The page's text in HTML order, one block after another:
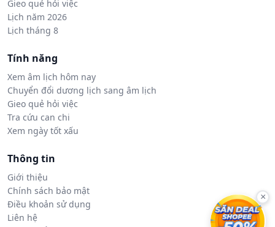
Gieo quẻ hỏi việc
Lịch năm 2026
Lịch tháng 8
Tính năng
Xem âm lịch hôm nay
Chuyển đổi dương lịch sang âm lịch
Gieo quẻ hỏi việc
Tra cứu can chi
Xem ngày tốt xấu
Thông tin
Giới thiệu
Chính sách bảo mật
Điều khoản sử dụng
Liên hệ
×